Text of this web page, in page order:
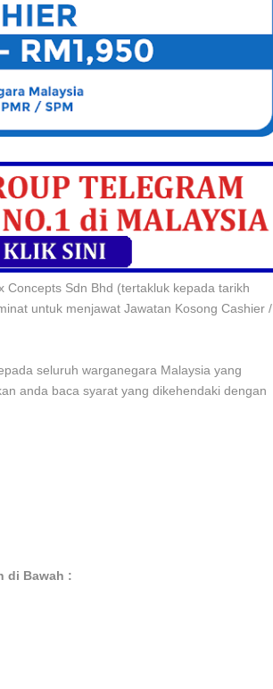
Concepts Sdn Bhd (tertakluk kepada tarikh
untuk menjawat Jawatan Kosong Cashier /
seluruh warganegara Malaysia yang
anda baca syarat yang dikehendaki dengan
di Bawah :